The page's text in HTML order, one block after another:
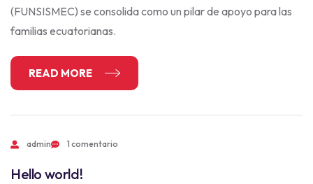
(FUNSISMEC) se consolida como un pilar de apoyo para las
familias ecuatorianas.
READ MORE
admin 1 comentario
Hello world!